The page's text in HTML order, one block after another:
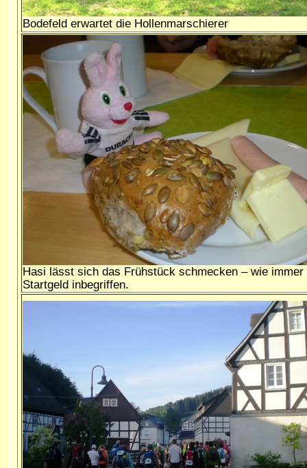
Bodefeld erwartet die Hollenmarschierer
Hasi lässt sich das Frühstück schmecken – wie immer
Startgeld inbegriffen.